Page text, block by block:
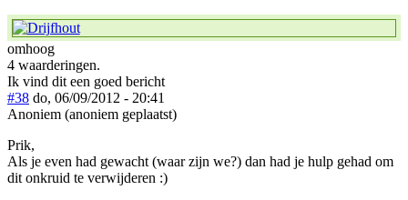
omhoog
4 waarderingen.
Ik vind dit een goed bericht
#38 do, 06/09/2012 - 20:41
Anoniem (anoniem geplaatst)
Prik,
Als je even had gewacht (waar zijn we?) dan had je hulp gehad om
dit onkruid te verwijderen :)